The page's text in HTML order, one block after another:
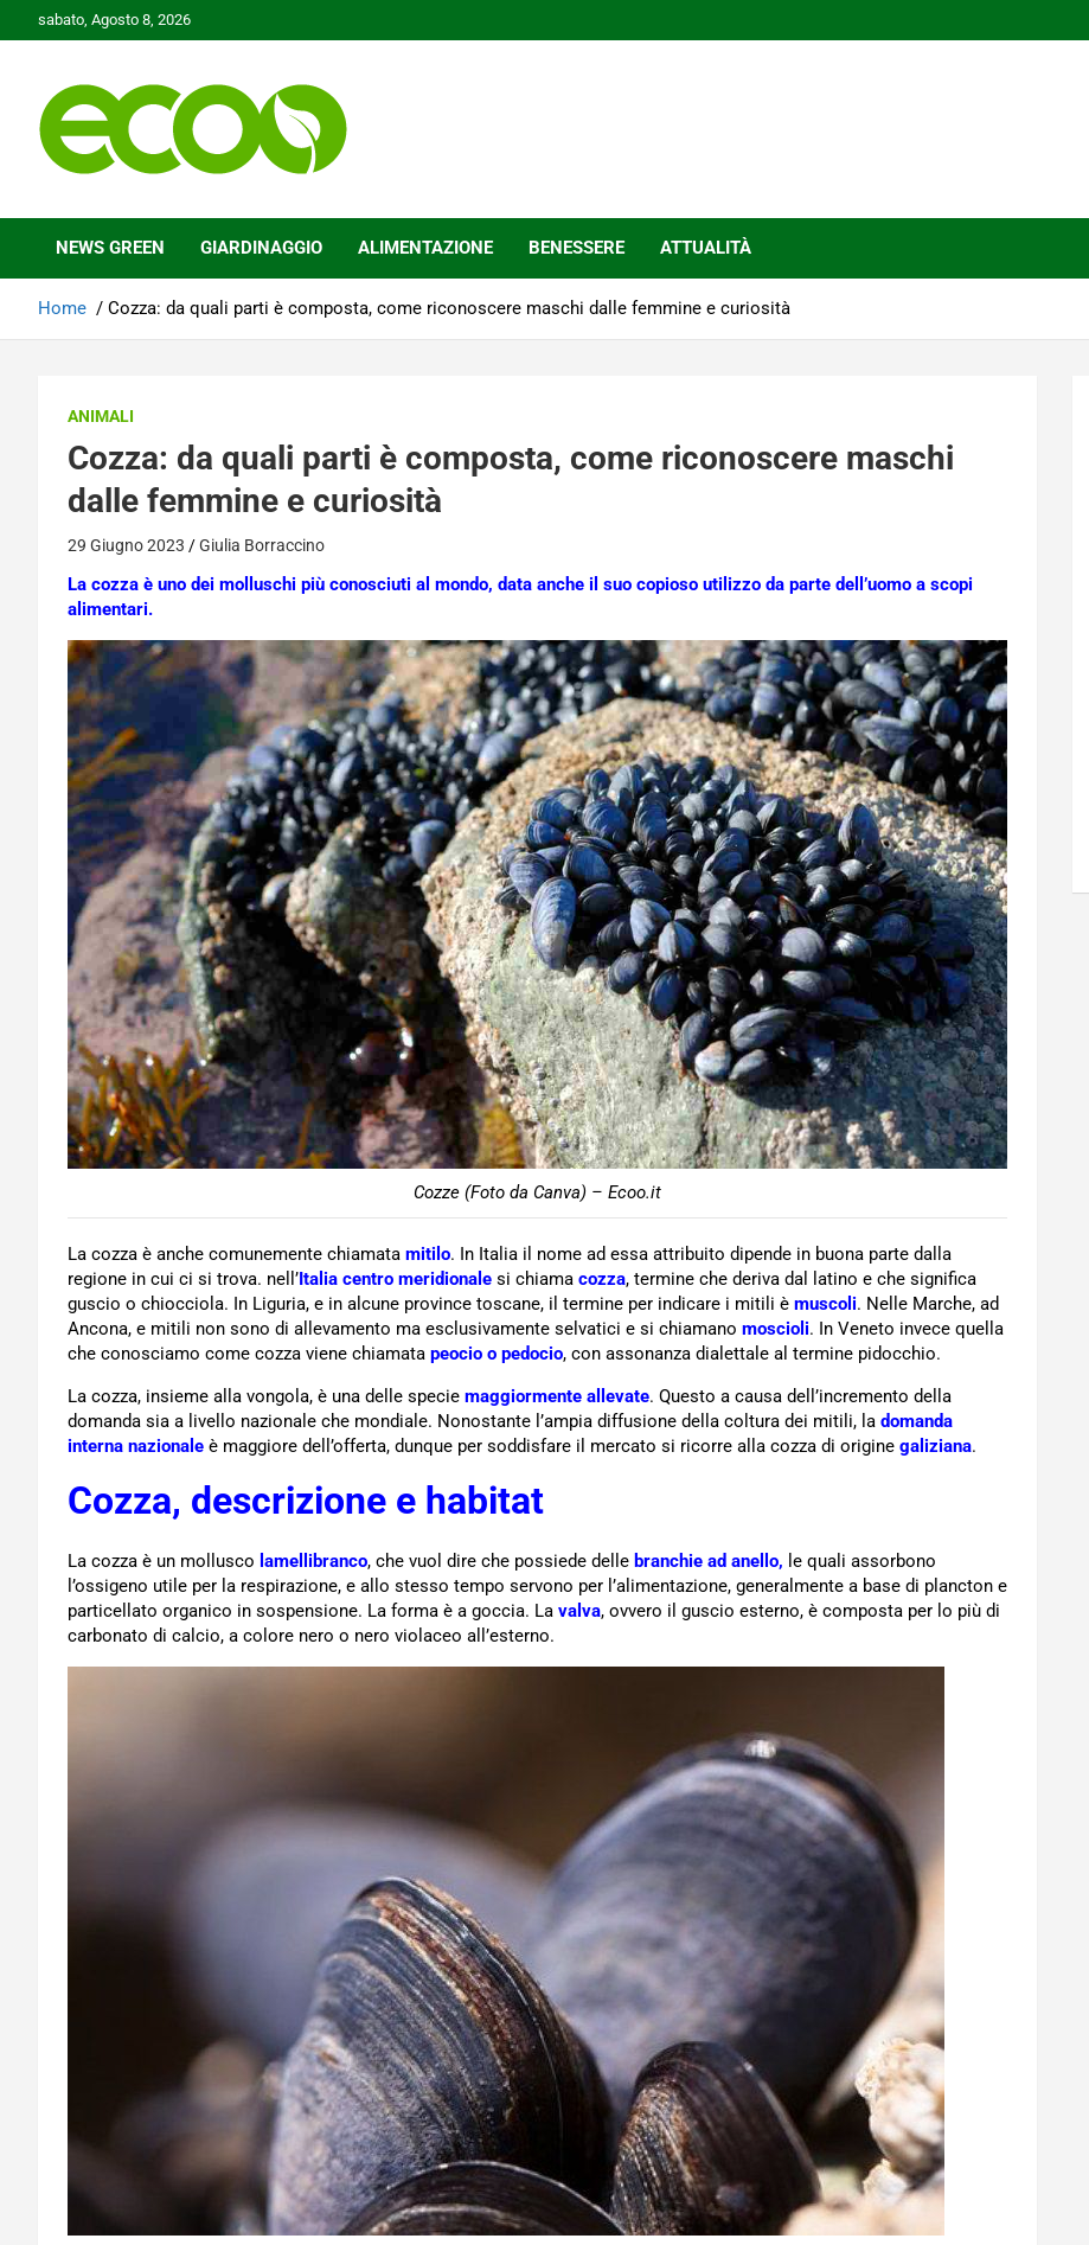
to
sabato, Agosto 8, 2026
Ecoo.it
NEWS GREEN GIARDINAGGIO ALIMENTAZIONE BENESSERE ATTUALITÀ
Home Cozza: da quali parti è composta, come riconoscere maschi dalle femmine e curiosità
ANIMALI
Cozza: da quali parti è composta, come riconoscere maschi
dalle femmine e curiosità
29 Giugno 2023 Giulia Borraccino
La cozza è uno dei molluschi più conosciuti al mondo, data anche il suo copioso utilizzo da parte dell’uomo a scopi
alimentari.
Cozze (Foto da Canva) – Ecoo.it
La cozza è anche comunemente chiamata mitilo. In Italia il nome ad essa attribuito dipende in buona parte dalla
regione in cui ci si trova. nell’Italia centro meridionale si chiama cozza, termine che deriva dal latino e che significa
guscio o chiocciola. In Liguria, e in alcune province toscane, il termine per indicare i mitili è muscoli. Nelle Marche, ad
Ancona, e mitili non sono di allevamento ma esclusivamente selvatici e si chiamano moscioli. In Veneto invece quella
che conosciamo come cozza viene chiamata peocio o pedocio, con assonanza dialettale al termine pidocchio.
La cozza, insieme alla vongola, è una delle specie maggiormente allevate. Questo a causa dell’incremento della
domanda sia a livello nazionale che mondiale. Nonostante l’ampia diffusione della coltura dei mitili, la domanda
interna nazionale è maggiore dell’offerta, dunque per soddisfare il mercato si ricorre alla cozza di origine galiziana.
Cozza, descrizione e habitat
La cozza è un mollusco lamellibranco, che vuol dire che possiede delle branchie ad anello, le quali assorbono
l’ossigeno utile per la respirazione, e allo stesso tempo servono per l’alimentazione, generalmente a base di plancton e
particellato organico in sospensione. La forma è a goccia. La valva, ovvero il guscio esterno, è composta per lo più di
carbonato di calcio, a colore nero o nero violaceo all’esterno.